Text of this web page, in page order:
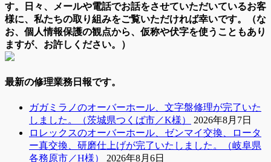
す。日々、メールや電話でお話をさせていただいているお客
様に、私たちの取り組みをご覧いただければ幸いです。（な
お、個人情報保護の観点から、仮称や伏字を使うこともあり
ますが、お許しください。）
最新の修理業務日報です。
ガガミラノのオーバーホール、文字盤修理が完了いた
しました。（茨城県つくば市／K様）
2026年8月7日
ロレックスのオーバーホール、ゼンマイ交換、ロータ
ー真交換、研磨仕上げが完了いたしました。（岐阜県
各務原市／H様）
2026年8月6日